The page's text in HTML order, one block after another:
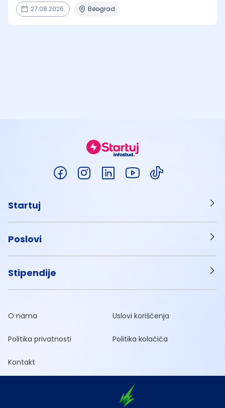
27.08.2026. Beograd
Startuj
Poslovi
Stipendije
O nama Uslovi korišćenja
Politika privatnosti Politika kolačića
Kontakt